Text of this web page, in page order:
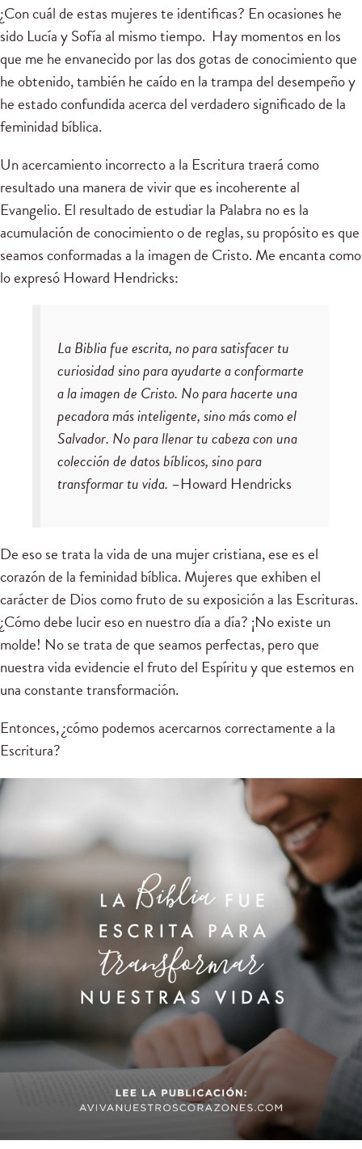
¿Con cuál de estas mujeres te identificas? En ocasiones he
sido Lucía y Sofía al mismo tiempo. Hay momentos en los
que me he envanecido por las dos gotas de conocimiento que
he obtenido, también he caído en la trampa del desempeño y
he estado confundida acerca del verdadero significado de la
feminidad bíblica.
Un acercamiento incorrecto a la Escritura traerá como
resultado una manera de vivir que es incoherente al
Evangelio. El resultado de estudiar la Palabra no es la
acumulación de conocimiento o de reglas, su propósito es que
seamos conformadas a la imagen de Cristo. Me encanta como
lo expresó Howard Hendricks:
La Biblia fue escrita, no para satisfacer tu
curiosidad sino para ayudarte a conformarte
a la imagen de Cristo. No para hacerte una
pecadora más inteligente, sino más como el
Salvador. No para llenar tu cabeza con una
colección de datos bíblicos, sino para
transformar tu vida. –Howard Hendricks
De eso se trata la vida de una mujer cristiana, ese es el
corazón de la feminidad bíblica. Mujeres que exhiben el
carácter de Dios como fruto de su exposición a las Escrituras.
¿Cómo debe lucir eso en nuestro día a día? ¡No existe un
molde! No se trata de que seamos perfectas, pero que
nuestra vida evidencie el fruto del Espíritu y que estemos en
una constante transformación.
Entonces, ¿cómo podemos acercarnos correctamente a la
Escritura?